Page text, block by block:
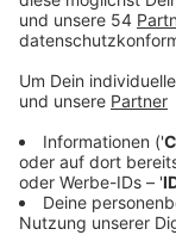
Vor allem in der
deutlich
seine guten
Halbzeitpause
ausgeglichener
Akzente zu
fehlte den